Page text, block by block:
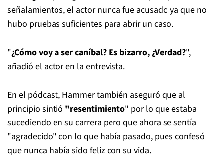
señalamientos, el actor nunca fue acusado ya que no
hubo pruebas suficientes para abrir un caso.
"¿Cómo voy a ser caníbal? Es bizarro, ¿Verdad?",
añadió el actor en la entrevista.
En el pódcast, Hammer también aseguró que al
principio sintió "resentimiento" por lo que estaba
sucediendo en su carrera pero que ahora se sentía
"agradecido" con lo que había pasado, pues confesó
que nunca había sido feliz con su vida.